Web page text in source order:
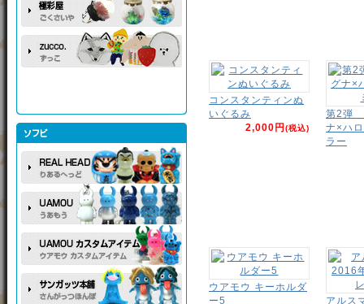
コンスタンティンぬ
いぐるみ
2,000円(税込)
第2弾
ナ×ハ
ラー
ウアモウ キーホルダ
ー5
アルス